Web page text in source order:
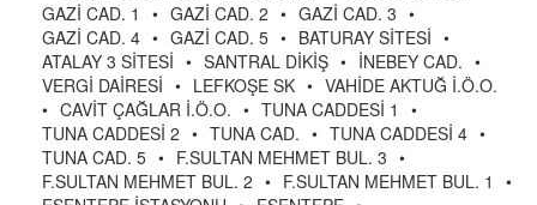
GAZİ CAD. 1
• GAZİ CAD. 2 • GAZİ CAD. 3 •
GAZİ CAD. 4 • GAZİ CAD. 5 • BATURAY SİTESİ •
ATALAY 3 SİTESİ • SANTRAL DİKİŞ • İNEBEY CAD. •
VERGİ DAİRESİ • LEFKOŞE SK • VAHİDE AKTUĞ İ.Ö.O.
• CAVİT ÇAĞLAR İ.Ö.O. • TUNA CADDESİ 1
•
TUNA CADDESİ 2 • TUNA CAD. • TUNA CADDESİ 4 •
TUNA CAD. 5 • F.SULTAN MEHMET BUL. 3 •
F.SULTAN MEHMET BUL. 2 • F.SULTAN MEHMET BUL. 1
•